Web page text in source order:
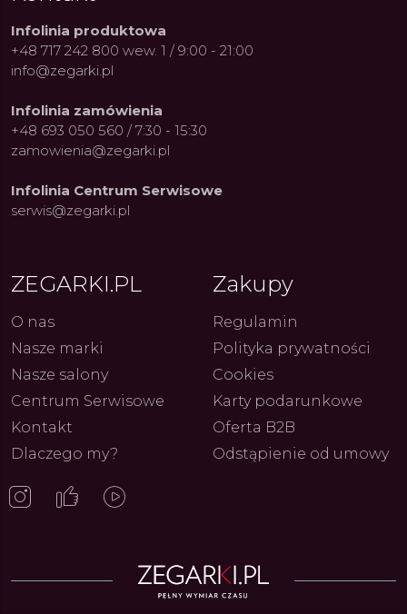
kolekcji zegarków
Autor ZEGARKI.PL
Infolinia produktowa
+48 717 242 800 wew. 1 / 9:00 - 21:00
info@zegarki.pl
Infolinia zamówienia
+48 693 050 560 / 7:30 - 15:30
zamowienia@zegarki.pl
Infolinia Centrum Serwisowe
serwis@zegarki.pl
ZEGARKI.PL
O nas
Nasze marki
Nasze salony
Centrum Serwisowe
Kontakt
Dlaczego my?
Zakupy
Regulamin
Polityka prywatności
Cookies
Karty podarunkowe
Oferta B2B
Odstąpienie od umowy